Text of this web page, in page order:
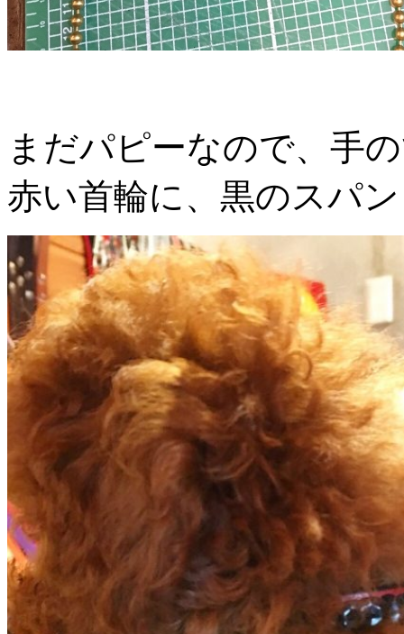
まだパピーなので、手
赤い首輪に、黒のスパ